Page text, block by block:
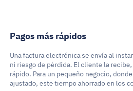
Pagos más rápidos
Una factura electrónica se envía al
ni riesgo de pérdida. El cliente la recibe,
rápido. Para un pequeño negocio,
ajustado, este tiempo ahorrado en los